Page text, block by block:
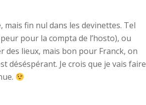
mais fin nul dans les devinettes. Tel
pour la compta de l’hosto), ou
des lieux, mais bon pour Franck, on
déséspérant. Je crois que je vais faire